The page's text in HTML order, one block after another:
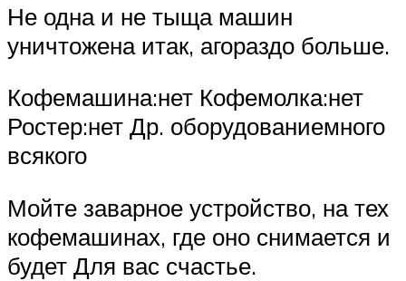
Не одна и не тыща машин
уничтожена итак, агораздо больше.
Кофемашина:нет Кофемолка:нет
Ростер:нет Др. оборудованиемного
всякого
Мойте заварное устройство, на тех
кофемашинах, где оно снимается и
будет Для вас счастье.